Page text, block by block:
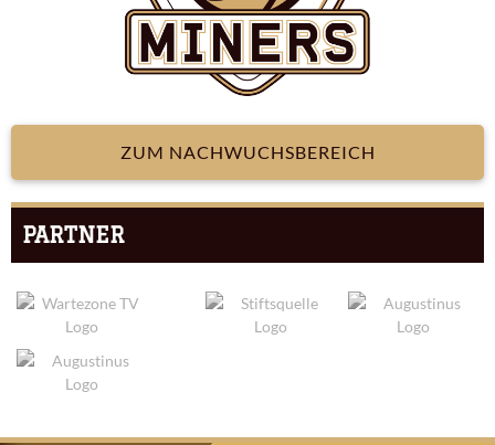
ARTIKEL-
ZUM NACHWUCHSBEREICH
PARTNER